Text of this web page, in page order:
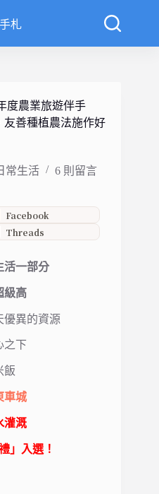
札
度農業旅遊伴手
友善種植農法施作好
常生活 6 則留言
Facebook
Threads
活一部分
級高
優異的資源
之下
飯
車城
灌溉
」入選！